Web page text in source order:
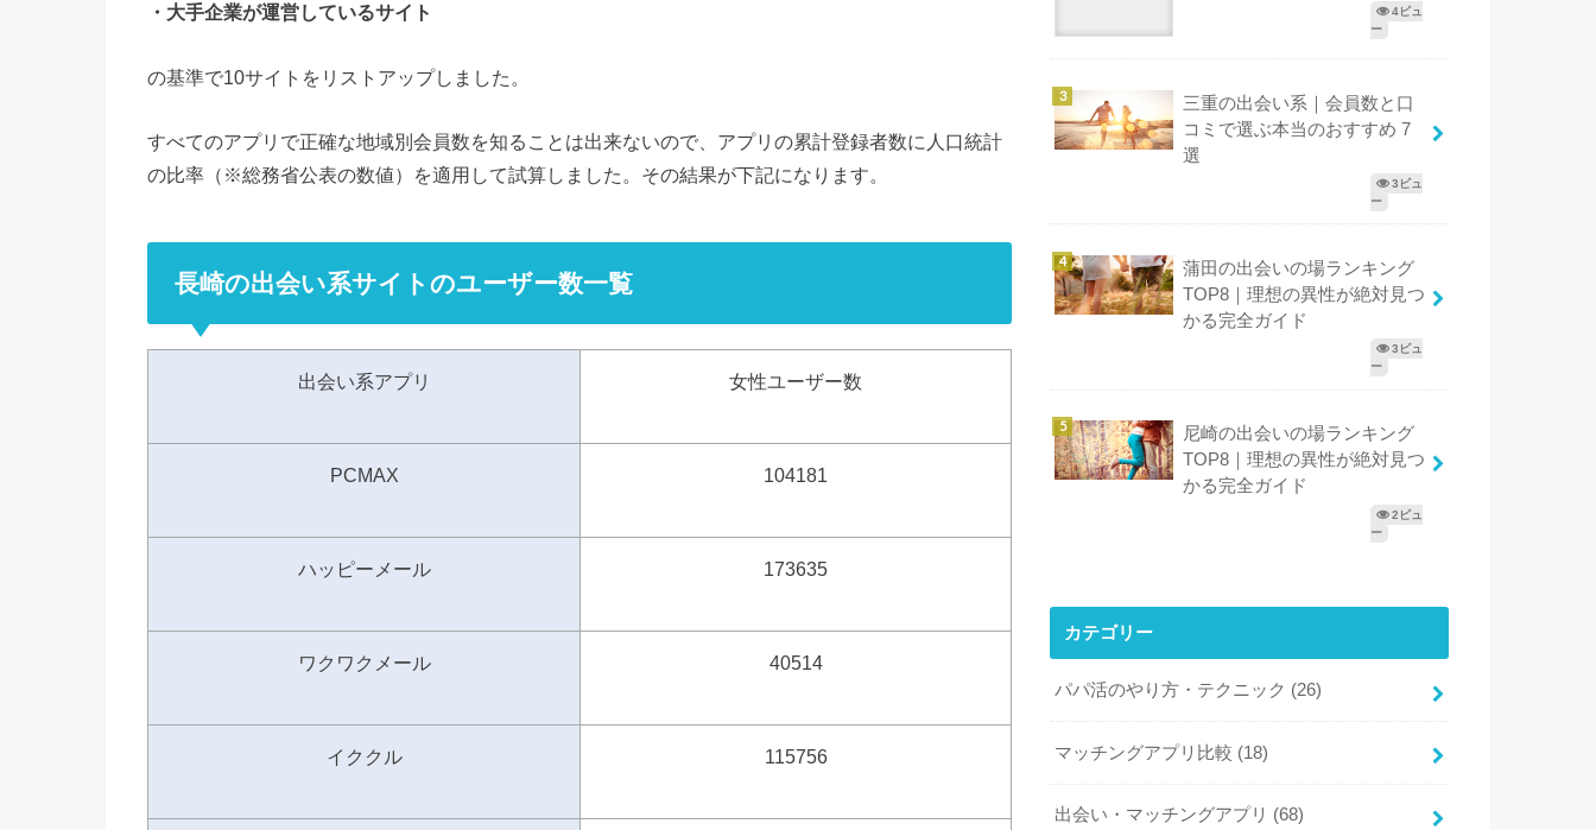
・大手企業が運営しているサイト
の基準で10サイトをリストアップしました。
すべてのアプリで正確な地域別会員数を知ることは出来ないので、アプリの累計登録者数に人口統計
の比率（※総務省公表の数値）を適用して試算しました。その結果が下記になります。
長崎の出会い系サイトのユーザー数一覧
出会い系アプリ 女性ユーザー数
PCMAX 104181
ハッピーメール 173635
ワクワクメール 40514
イククル 115756
4ビュ
ー
三重の出会い系｜会員数と口
コミで選ぶ本当のおすすめ 7
選
3ビュ
ー
蒲田の出会いの場ランキング
TOP8｜理想の異性が絶対見つ
かる完全ガイド
3ビュ
ー
尼崎の出会いの場ランキング
TOP8｜理想の異性が絶対見つ
かる完全ガイド
2ビュ
ー
カテゴリー
パパ活のやり方・テクニック (26)
マッチングアプリ比較 (18)
出会い・マッチングアプリ (68)